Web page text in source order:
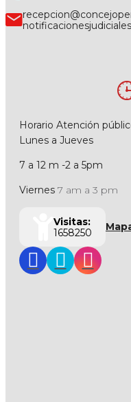
Horario Atención
Lunes a Jueves
7 a 12 m -2 a 5pm
Viernes 7 am a 3 pm
Visitas:
1658250